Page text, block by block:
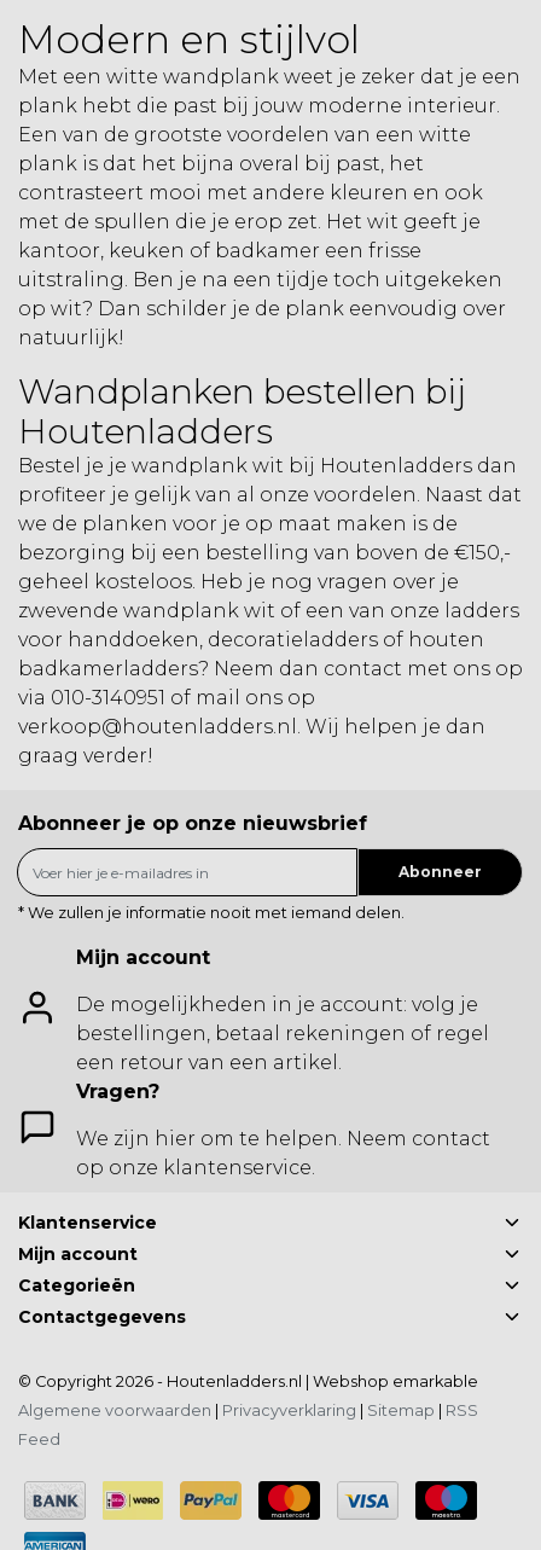
Modern en stijlvol
Met een witte wandplank weet je zeker dat je een
plank hebt die past bij jouw moderne interieur.
Een van de grootste voordelen van een witte
plank is dat het bijna overal bij past, het
contrasteert mooi met andere kleuren en ook
met de spullen die je erop zet. Het wit geeft je
kantoor, keuken of badkamer een frisse
uitstraling. Ben je na een tijdje toch uitgekeken
op wit? Dan schilder je de plank eenvoudig over
natuurlijk!
Wandplanken bestellen bij
Houtenladders
Bestel je je wandplank wit bij Houtenladders dan
profiteer je gelijk van al onze voordelen. Naast dat
we de planken voor je op maat maken is de
bezorging bij een bestelling van boven de €150,-
geheel kosteloos. Heb je nog vragen over je
zwevende wandplank wit of een van onze ladders
voor handdoeken, decoratieladders of houten
badkamerladders? Neem dan contact met ons op
via 010-3140951 of mail ons op
verkoop@houtenladders.nl . Wij helpen je dan
graag verder!
Abonneer je op onze nieuwsbrief
Abonneer
* We zullen je informatie nooit met iemand delen.
Mijn account
De mogelijkheden in je account: volg je
bestellingen, betaal rekeningen of regel
een retour van een artikel.
Vragen?
We zijn hier om te helpen. Neem contact
op onze klantenservice.
Klantenservice
Mijn account
Categorieën
Contactgegevens
© Copyright 2026 - Houtenladders.nl | Webshop emarkable
Algemene voorwaarden
Privacyverklaring Sitemap
RSS
Feed